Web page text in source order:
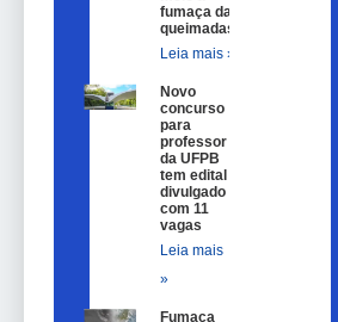
fumaça das
queimadas
Leia mais »
Novo
concurso
para
professor
da UFPB
tem edital
divulgado
com 11
vagas
Leia mais
»
Fumaça